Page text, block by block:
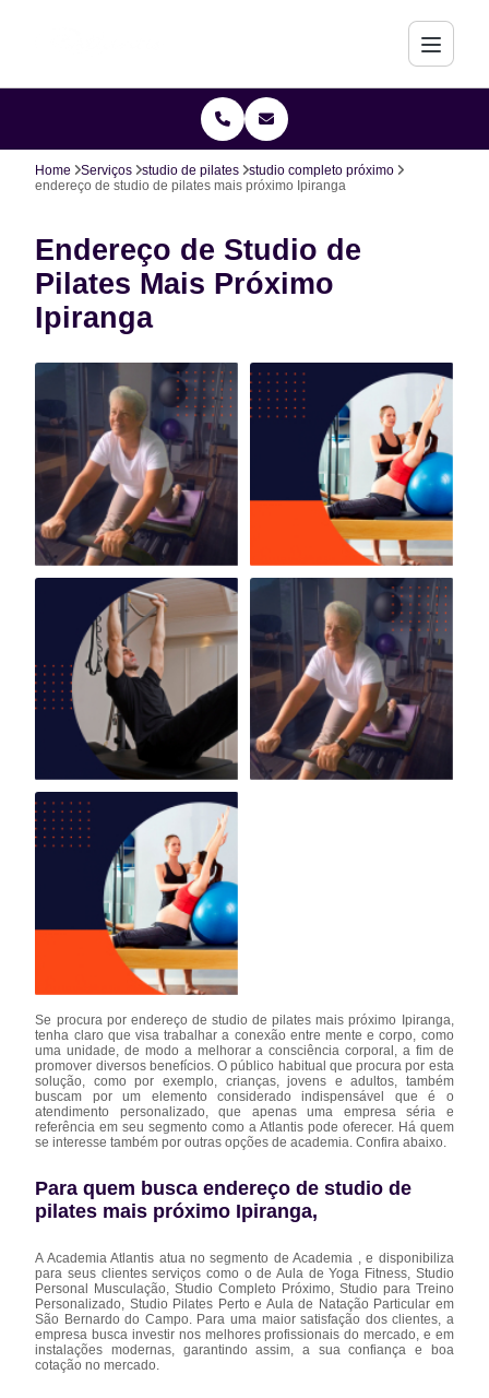
Home Serviços studio de pilates
studio completo próximo
endereço de studio de pilates mais próximo Ipiranga
Endereço de Studio de
Pilates Mais Próximo
Ipiranga
Se procura por endereço de studio de pilates mais próximo Ipiranga,
tenha claro que visa trabalhar a conexão entre mente e corpo, como
uma unidade, de modo a melhorar a consciência corporal, a fim de
promover diversos benefícios. O público habitual que procura por esta
solução, como por exemplo, crianças, jovens e adultos, também
buscam por um elemento considerado indispensável que é o
atendimento personalizado, que apenas uma empresa séria e
referência em seu segmento como a Atlantis pode oferecer. Há quem
se interesse também por outras opções de academia. Confira abaixo.
Para quem busca endereço de studio de
pilates mais próximo Ipiranga,
A Academia Atlantis atua no segmento de Academia , e disponibiliza
para seus clientes serviços como o de Aula de Yoga Fitness, Studio
Personal Musculação, Studio Completo Próximo, Studio para Treino
Personalizado, Studio Pilates Perto e Aula de Natação Particular em
São Bernardo do Campo. Para uma maior satisfação dos clientes, a
empresa busca investir nos melhores profissionais do mercado, e em
instalações modernas, garantindo assim, a sua confiança e boa
cotação no mercado.